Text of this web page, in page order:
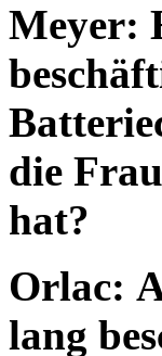
Meyer:
die
hat?
Orlac:
lang